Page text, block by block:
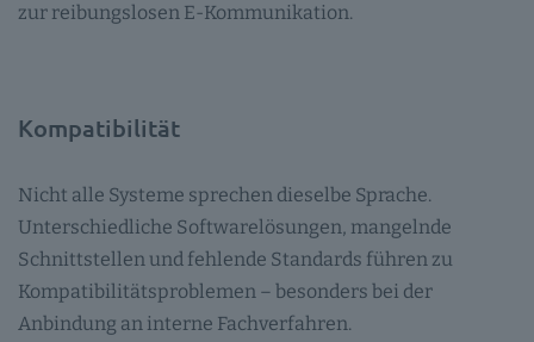
zur reibungslosen E-Kommunikation.
Kompatibilität
Nicht alle Systeme sprechen dieselbe Sprache.
Unterschiedliche Softwarelösungen, mangelnde
Schnittstellen und fehlende Standards führen zu
Kompatibilitätsproblemen – besonders bei der
Anbindung an interne Fachverfahren.